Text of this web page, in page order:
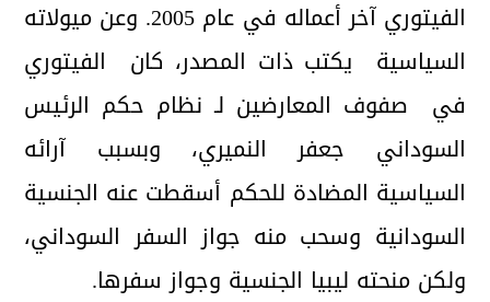
الفيتوري آخر أعماله في عام 2005. وعن ميولاته
السياسية يكتب ذات المصدر، كان الفيتوري
في صفوف المعارضين لـ نظام حكم الرئيس
السوداني جعفر النميري، وبسبب آرائه
السياسية المضادة للحكم أسقطت عنه الجنسية
السودانية وسحب منه جواز السفر السوداني،
ولكن منحته ليبيا الجنسية وجواز سفرها.